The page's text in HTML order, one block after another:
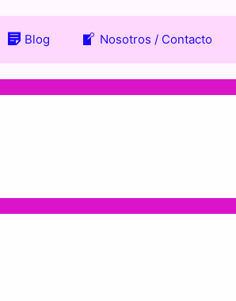
Blog Nosotros / Contacto